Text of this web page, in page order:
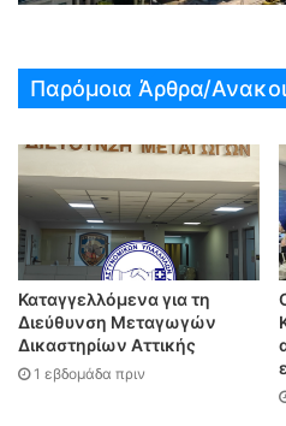
Παρόμοια Άρθρα/
Καταγγελλόμενα για τη
Διεύθυνση Μεταγωγών
Δικαστηρίων Αττικής
1 εβδομάδα πριν